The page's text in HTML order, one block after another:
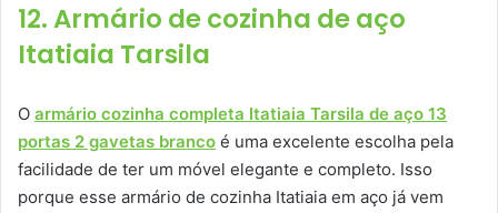
12. Armário de cozinha de aço
Itatiaia Tarsila
O armário cozinha completa Itatiaia Tarsila de aço 13
portas 2 gavetas branco é uma excelente escolha pela
facilidade de ter um móvel elegante e completo. Isso
porque esse armário de cozinha Itatiaia em aço já vem